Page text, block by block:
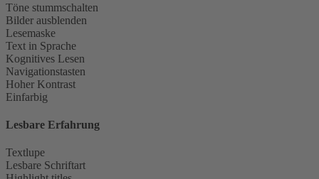
Töne stummschalten
Bilder ausblenden
Lesemaske
Text in Sprache
Kognitives Lesen
Navigationstasten
Hoher Kontrast
Einfarbig
Lesbare Erfahrung
Textlupe
Lesbare Schriftart